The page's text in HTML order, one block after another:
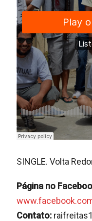
SINGLE. Volta
Página no
Contato: